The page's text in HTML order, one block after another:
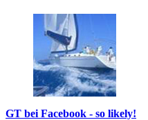
GT bei Facebook - so likely!